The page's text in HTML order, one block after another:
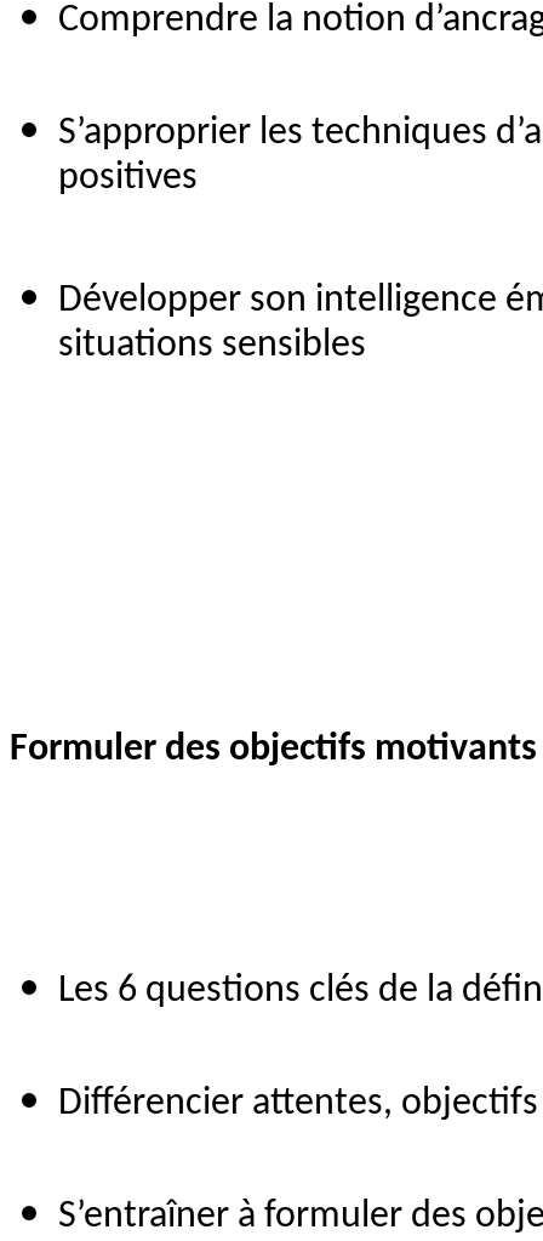
Comprendre la notion
S’approprier les techniques
positives
Développer son intelligence
situations sensibles
Formuler des objectifs
Les 6 questions clés de la
Différencier attentes,
S’entraîner à formuler des